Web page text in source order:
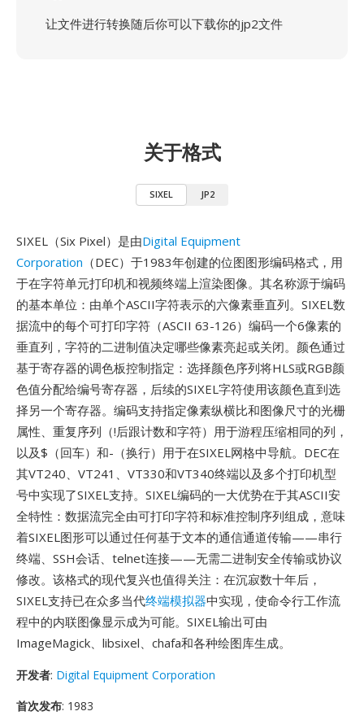
让文件进行转换随后你可以下载你的jp2文件
关于格式
SIXEL JP2
SIXEL（Six Pixel）是由Digital Equipment
Corporation （DEC）于1983年创建的位图图形编码格式，用
于在字符单元打印机和视频终端上渲染图像。其名称源于编码
的基本单位：由单个ASCII字符表示的六像素垂直列。SIXEL数
据流中的每个可打印字符（ASCII 63-126）编码一个6像素的
垂直列，字符的二进制值决定哪些像素亮起或关闭。颜色通过
基于寄存器的调色板控制指定：选择颜色序列将HLS或RGB颜
色值分配给编号寄存器，后续的SIXEL字符使用该颜色直到选
择另一个寄存器。编码支持指定像素纵横比和图像尺寸的光栅
属性、重复序列（!后跟计数和字符）用于游程压缩相同的列，
以及$（回车）和-（换行）用于在SIXEL网格中导航。DEC在
其VT240、VT241、VT330和VT340终端以及多个打印机型
号中实现了SIXEL支持。SIXEL编码的一大优势在于其ASCII安
全特性：数据流完全由可打印字符和标准控制序列组成，意味
着SIXEL图形可以通过任何基于文本的通信通道传输——串行
终端、SSH会话、telnet连接——无需二进制安全传输或协议
修改。该格式的现代复兴也值得关注：在沉寂数十年后，
SIXEL支持已在众多当代终端模拟器中实现，使命令行工作流
程中的内联图像显示成为可能。SIXEL输出可由
ImageMagick、libsixel、chafa和各种绘图库生成。
开发者: Digital Equipment Corporation
首次发布: 1983